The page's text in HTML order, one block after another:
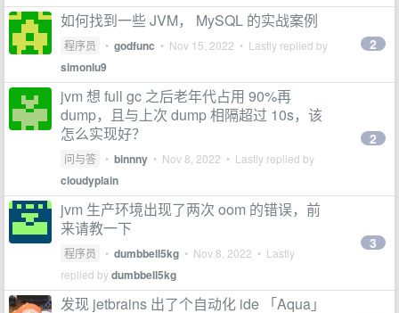
如何找到一些 JVM， MySQL 的实战案例
程序员 • godfunc • Nov 15, 2022 • Lastly replied by
simonlu9
2
jvm 想 full gc 之后老年代占用 90%再
dump，且与上次 dump 相隔超过 10s，该
怎么实现好？
问与答 • binnny • Nov 8, 2022 • Lastly replied by
cloudyplain
2
jvm 生产环境出现了两次 oom 的错误，前
来请教一下
程序员 • dumbbell5kg • Nov 8, 2022 • Lastly
replied bydumbbell5kg
3
发现 jetbrains 出了个自动化 ide 「Aqua」